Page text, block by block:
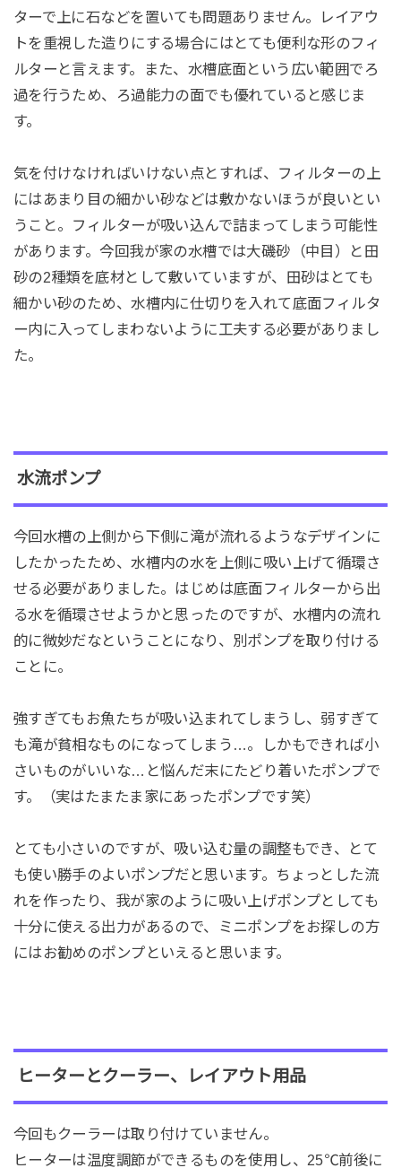
ターで上に石などを置いても問題ありません。レイアウ
トを重視した造りにする場合にはとても便利な形のフィ
ルターと言えます。また、水槽底面という広い範囲でろ
過を行うため、ろ過能力の面でも優れていると感じま
す。
気を付けなければいけない点とすれば、フィルターの上
にはあまり目の細かい砂などは敷かないほうが良いとい
うこと。フィルターが吸い込んで詰まってしまう可能性
があります。今回我が家の水槽では大磯砂（中目）と田
砂の2種類を底材として敷いていますが、田砂はとても
細かい砂のため、水槽内に仕切りを入れて底面フィルタ
ー内に入ってしまわないように工夫する必要がありまし
た。
水流ポンプ
今回水槽の上側から下側に滝が流れるようなデザインに
したかったため、水槽内の水を上側に吸い上げて循環さ
せる必要がありました。はじめは底面フィルターから出
る水を循環させようかと思ったのですが、水槽内の流れ
的に微妙だなということになり、別ポンプを取り付ける
ことに。
強すぎてもお魚たちが吸い込まれてしまうし、弱すぎて
も滝が貧相なものになってしまう…。しかもできれば小
さいものがいいな…と悩んだ末にたどり着いたポンプで
す。（実はたまたま家にあったポンプです笑）
とても小さいのですが、吸い込む量の調整もでき、とて
も使い勝手のよいポンプだと思います。ちょっとした流
れを作ったり、我が家のように吸い上げポンプとしても
十分に使える出力があるので、ミニポンプをお探しの方
にはお勧めのポンプといえると思います。
ヒーターとクーラー、レイアウト用品
今回もクーラーは取り付けていません。
ヒーターは温度調節ができるものを使用し、25℃前後に